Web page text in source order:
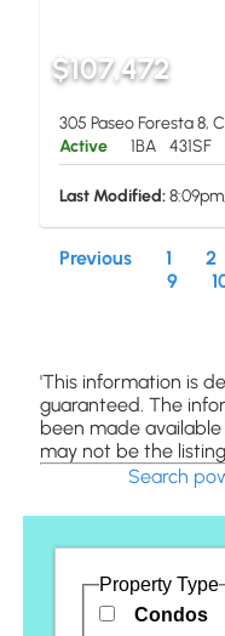
$107,472
305 Paseo Foresta 8,
Active
1BA 431SF
Last Modified:
Previous 1 2
9
'This information is
guaranteed. The
been made
may not be the
Search
Property Type
Condos